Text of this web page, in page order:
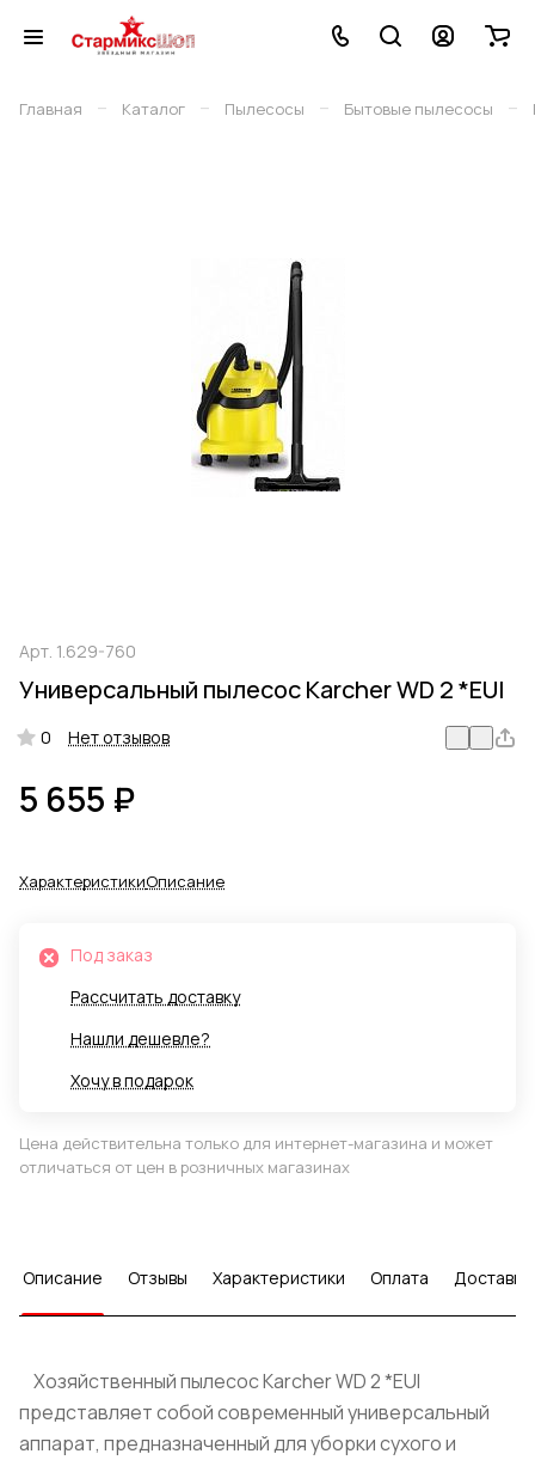
Главная – Каталог – Пылесосы – Бытовые пылесосы –
Арт. 1.629-760
Универсальный пылесос Karcher WD 2 *EUI
0 Нет отзывов
5 655 ₽
ХарактеристикиОписание
Под заказ
Рассчитать доставку
Нашли дешевле?
Хочу в подарок
Цена действительна только для интернет-магазина и может
отличаться от цен в розничных магазинах
Описание Отзывы Характеристики Оплата Доставка
Хозяйственный пылесос Karcher WD 2 *EUI
представляет собой современный универсальный
аппарат, предназначенный для уборки сухого и